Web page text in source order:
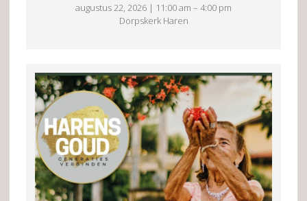
augustus 22, 2026 | 11:00 am – 4:00 pm
Dorpskerk Haren